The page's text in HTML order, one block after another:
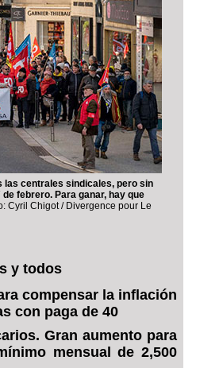
las centrales sindicales, pero sin
febrero. Para ganar, hay que
Cyril Chigot / Divergence pour Le
y todos
compensar la inflación
con paga de 40
Gran aumento para
mensual de 2,500